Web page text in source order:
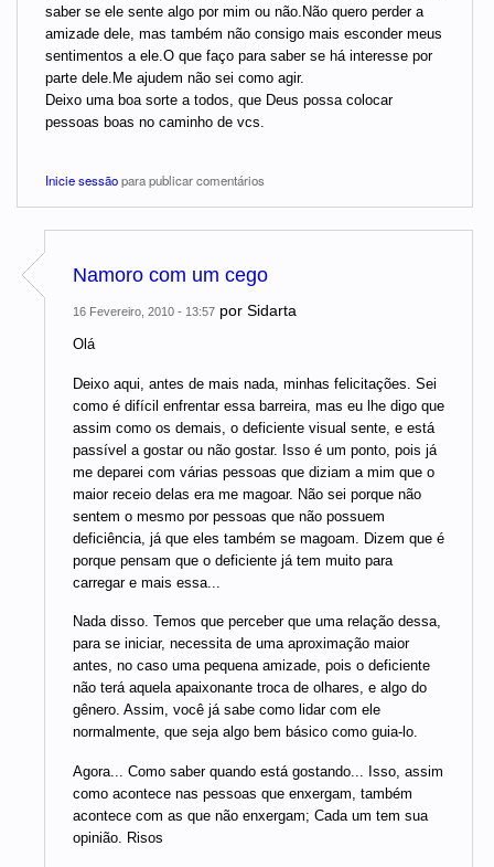
saber se ele sente algo por mim ou não.Não quero perder a
amizade dele, mas também não consigo mais esconder meus
sentimentos a ele.O que faço para saber se há interesse por
parte dele.Me ajudem não sei como agir.
Deixo uma boa sorte a todos, que Deus possa colocar
pessoas boas no caminho de vcs.
Inicie sessãopara publicar comentários
Namoro com um cego
16 Fevereiro, 2010 - 13:57 por Sidarta
Olá
Deixo aqui, antes de mais nada, minhas felicitações. Sei
como é difícil enfrentar essa barreira, mas eu lhe digo que
assim como os demais, o deficiente visual sente, e está
passível a gostar ou não gostar. Isso é um ponto, pois já
me deparei com várias pessoas que diziam a mim que o
maior receio delas era me magoar. Não sei porque não
sentem o mesmo por pessoas que não possuem
deficiência, já que eles também se magoam. Dizem que é
porque pensam que o deficiente já tem muito para
carregar e mais essa...
Nada disso. Temos que perceber que uma relação dessa,
para se iniciar, necessita de uma aproximação maior
antes, no caso uma pequena amizade, pois o deficiente
não terá aquela apaixonante troca de olhares, e algo do
gênero. Assim, você já sabe como lidar com ele
normalmente, que seja algo bem básico como guia-lo.
Agora... Como saber quando está gostando... Isso, assim
como acontece nas pessoas que enxergam, também
acontece com as que não enxergam; Cada um tem sua
opinião. Risos